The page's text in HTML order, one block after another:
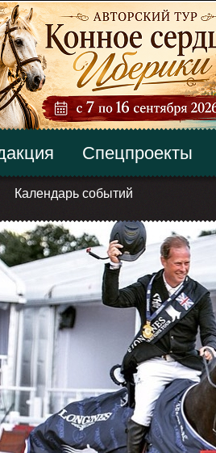
Календарь событий
Спецпроекты